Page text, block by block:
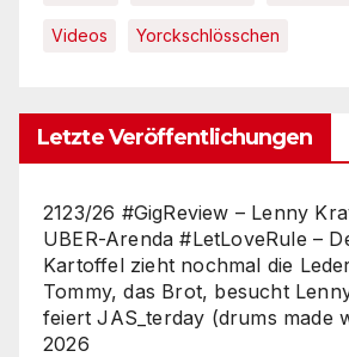
Videos Yorckschlösschen
Letzte Veröffentlichungen
2123/26 #GigReview – Lenny
UBER-Arenda #LetLoveRule –
Kartoffel zieht nochmal die
Tommy, das Brot, besucht
feiert JAS_terday (drums made
2026